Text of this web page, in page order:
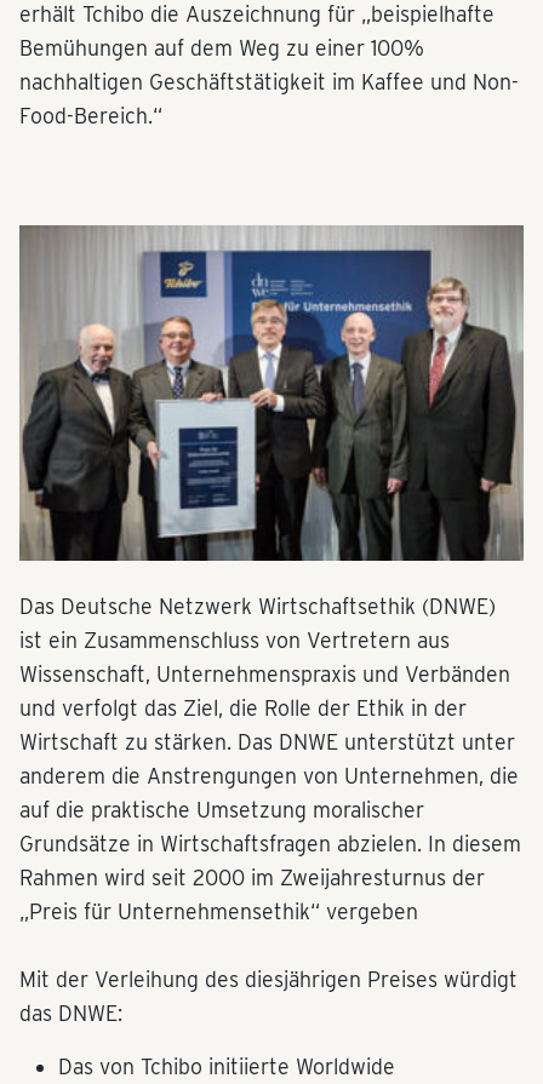
erhält Tchibo die Auszeichnung für „beispielhafte
Bemühungen auf dem Weg zu einer 100%
nachhaltigen Geschäftstätigkeit im Kaffee und Non-
Food-Bereich.“
Das Deutsche Netzwerk Wirtschaftsethik (DNWE)
ist ein Zusammenschluss von Vertretern aus
Wissenschaft, Unternehmenspraxis und Verbänden
und verfolgt das Ziel, die Rolle der Ethik in der
Wirtschaft zu stärken. Das DNWE unterstützt unter
anderem die Anstrengungen von Unternehmen, die
auf die praktische Umsetzung moralischer
Grundsätze in Wirtschaftsfragen abzielen. In diesem
Rahmen wird seit 2000 im Zweijahresturnus der
„Preis für Unternehmensethik“ vergeben
Mit der Verleihung des diesjährigen Preises würdigt
das DNWE:
Das von Tchibo initiierte Worldwide